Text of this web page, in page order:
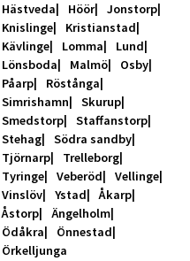
Hästveda
Höör
Jonstorp
Knislinge
Kristianstad
Kävlinge
Lomma
Lund
Lönsboda
Malmö
Osby
Påarp
Röstånga
Simrishamn
Skurup
Smedstorp
Staffanstorp
Stehag
Södra sandby
Tjörnarp
Trelleborg
Tyringe
Veberöd
Vellinge
Vinslöv
Ystad
Åkarp
Åstorp
Ängelholm
Ödåkra
Önnestad
Örkelljunga